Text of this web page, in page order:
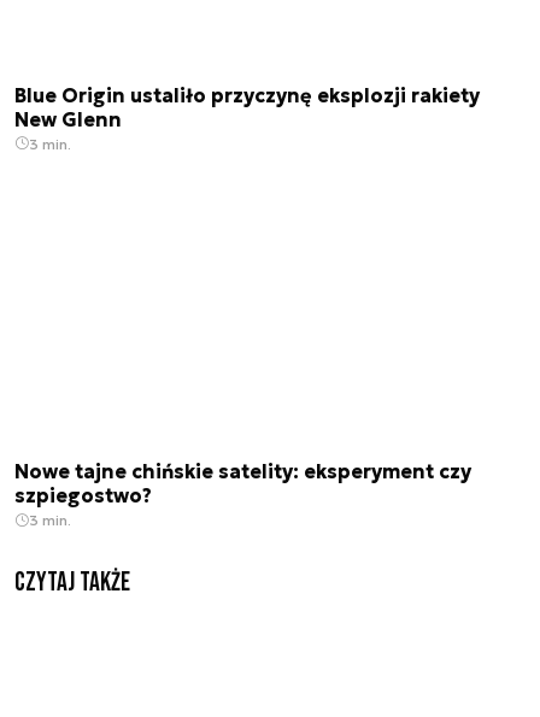
Blue Origin ustaliło przyczynę eksplozji rakiety
New Glenn
3 min.
Nowe tajne chińskie satelity: eksperyment czy
szpiegostwo?
3 min.
Czytaj także